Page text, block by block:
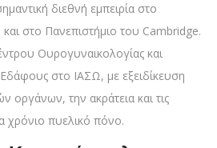
διεθνή εμπειρία στο
στο Πανεπιστήμιο του Cambridge.
Ουρογυναικολογίας και
στο ΙΑΣΩ, με εξειδίκευση
οργάνων, την ακράτεια και τις
χρόνιο πυελικό πόνο.